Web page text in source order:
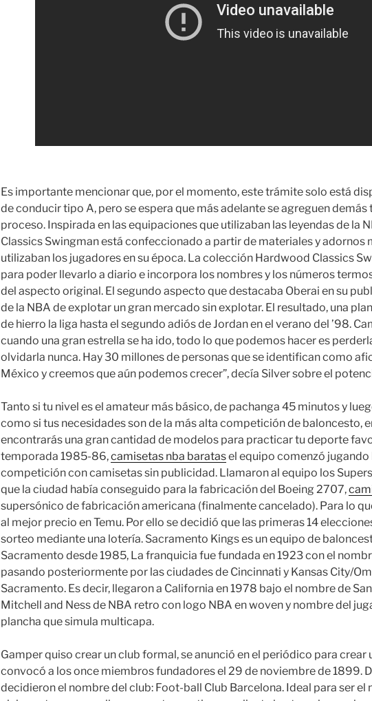
Es importante mencionar que, por el momento, este trámite solo está
de conducir tipo A, pero se espera que más adelante se agreguen
proceso. Inspirada en las equipaciones que utilizaban las leyendas de la
Classics Swingman está confeccionado a partir de materiales y adornos
utilizaban los jugadores en su época. La colección Hardwood Classics
para poder llevarlo a diario e incorpora los nombres y los números
del aspecto original. El segundo aspecto que destacaba Oberai en su
de la NBA de explotar un gran mercado sin explotar. El resultado, una
de hierro la liga hasta el segundo adiós de Jordan en el verano del ’98.
cuando una gran estrella se ha ido, todo lo que podemos hacer es
olvidarla nunca. Hay 30 millones de personas que se identifican como
México y creemos que aún podemos crecer”, decía Silver sobre el
Tanto si tu nivel es el amateur más básico, de pachanga 45 minutos y
como si tus necesidades son de la más alta competición de baloncesto,
encontrarás una gran cantidad de modelos para practicar tu deporte
temporada 1985-86,camisetas nba baratasel equipo comenzó
competición con camisetas sin publicidad. Llamaron al equipo los
que la ciudad había conseguido para la fabricación del Boeing 2707,
supersónico de fabricación americana (finalmente cancelado). Para lo
al mejor precio en Temu. Por ello se decidió que las primeras 14
sorteo mediante una lotería. Sacramento Kings es un equipo de
Sacramento desde 1985, La franquicia fue fundada en 1923 con el
pasando posteriormente por las ciudades de Cincinnati y Kansas City/
Sacramento. Es decir, llegaron a California en 1978 bajo el nombre de
Mitchell and Ness de NBA retro con logo NBA en woven y nombre del
plancha que simula multicapa.
Gamper quiso crear un club formal, se anunció en el periódico para crear
convocó a los once miembros fundadores el 29 de noviembre de 1899.
decidieron el nombre del club: Foot-ball Club Barcelona. Ideal para ser el